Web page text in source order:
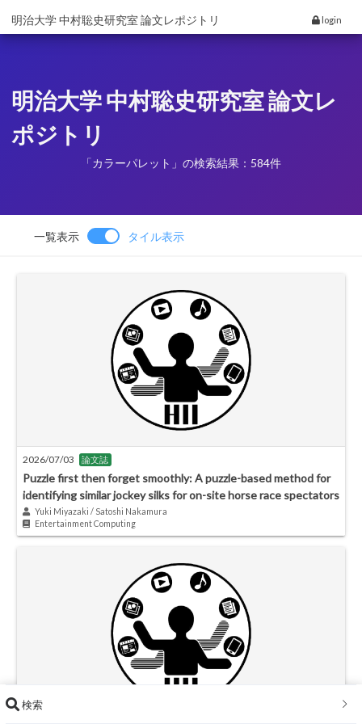
明治大学 中村聡史研究室 論文レポジトリ login
明治大学 中村聡史研究室 論文レ
ポジトリ
「カラーパレット」の検索結果：584件
一覧表示 タイル表示
2026/07/03 論文誌
Puzzle first then forget smoothly: A puzzle-based method for
identifying similar jockey silks for on-site horse race spectators
Yuki Miyazaki / Satoshi Nakamura
Entertainment Computing
検索